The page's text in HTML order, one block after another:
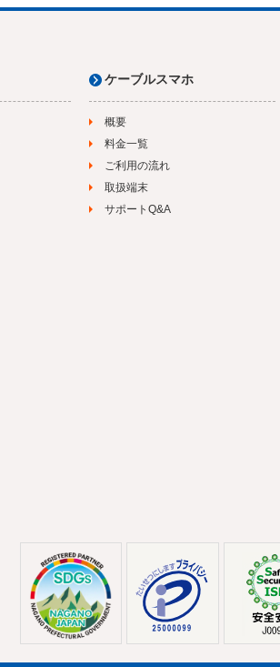
ケーブルスマホ
概要
料金一覧
ご利用の流れ
取扱端末
サポートQ&A